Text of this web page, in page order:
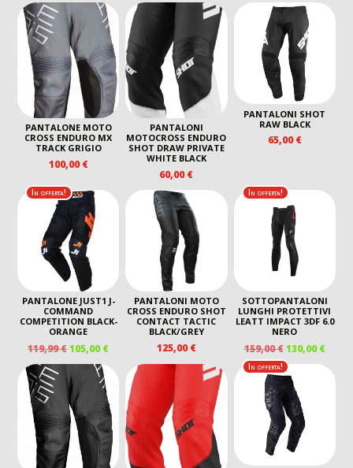
ORIGINALE
170,00 €.
ATTUALE
È:
145,00 €.
ORIGINALE
ERA:
170,00 €.
PANTALONE MOTO
CROSS ENDURO MX
TRACK GRIGIO
100,00€
PANTALONI
MOTOCROSS ENDURO
SHOT DRAW PRIVATE
WHITE BLACK
60,00€
PANTALONI SHOT
RAW BLACK
65,00€
In offerta!
PANTALONE JUST1 J-
COMMAND
COMPETITION BLACK-
ORANGE
119,99€IL
PREZZO
ORIGINALE
ERA:
119,99 €.
105,00€IL
PREZZO
ATTUALE
105,00 €.
PANTALONI MOTO
CROSS ENDURO SHOT
CONTACT TACTIC
BLACK/GREY
125,00€
In offerta!
SOTTOPANTALONI
LUNGHI PROTETTIVI
LEATT IMPACT 3DF 6.0
NERO
159,00€ IL
PREZZO
ORIGINALE
ERA:
159,00 €.
130,00€IL
In offerta!